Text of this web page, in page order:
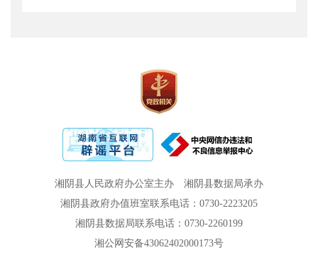
湘阴县人民政府办公室主办
湘阴县数据局承办
湘阴县政府办值班室联系电话：0730-2223205
湘阴县数据局联系电话：0730-2260199
湘公网安备43062402000173号